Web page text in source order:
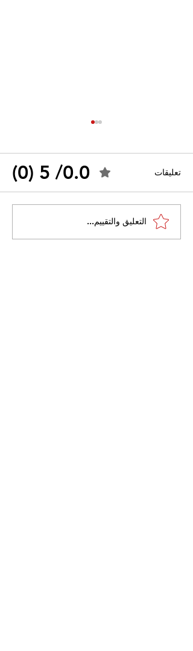
القضاء الإداري يقضي بحل
نقابة "كنابست"
تعليقات 0.0/ 5 (0)
التعليق والتقييم...